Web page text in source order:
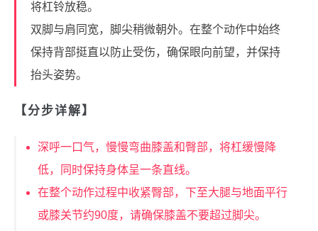
将杠铃放稳。
双脚与肩同宽，脚尖稍微朝外。在整个动作中始终
保持背部挺直以防止受伤，确保眼向前望，并保持
抬头姿势。
【分步详解】
深呼一口气，慢慢弯曲膝盖和臀部，将杠缓慢降
低，同时保持身体呈一条直线。
在整个动作过程中收紧臀部，下至大腿与地面平行
或膝关节约90度，请确保膝盖不要超过脚尖。